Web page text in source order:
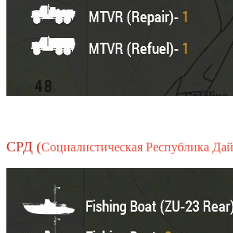
СРД (Социалистическая Республика